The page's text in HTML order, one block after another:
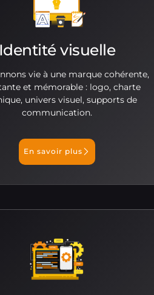
Identité visuelle
vie à une marque cohérente,
et mémorable : logo, charte
univers visuel, supports de
communication.
En savoir plus